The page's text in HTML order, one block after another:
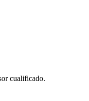
cualificado.